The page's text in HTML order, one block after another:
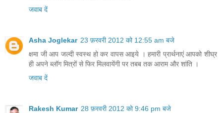
जवाब दें
Asha Joglekar 23 फ़रवरी 2012 को 12:55 am बजे
क्षमा जी आप जल्दी स्वस्थ हो कर वापस आइये । हमारी प्रार्थनाएं आपको शीघ्र
ही अपने ब्लॉग मित्रों से फिर मिलवायेंगी पर तबब तक आराम और शांति ।
जवाब दें
Rakesh Kumar 28 फ़रवरी 2012 को 9:46 pm बजे